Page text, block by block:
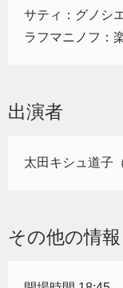
サティ：グノシ
ラフマニノフ：
出演者
太田キシュ道子
その他の情報